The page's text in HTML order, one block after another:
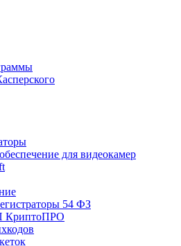
для видеокамер
54 ФЗ